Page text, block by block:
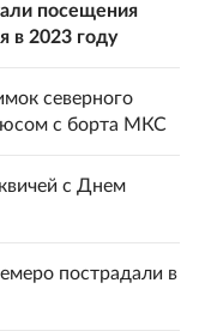
посещения
в 2023 году
северного
с борта МКС
с Днем
пострадали в